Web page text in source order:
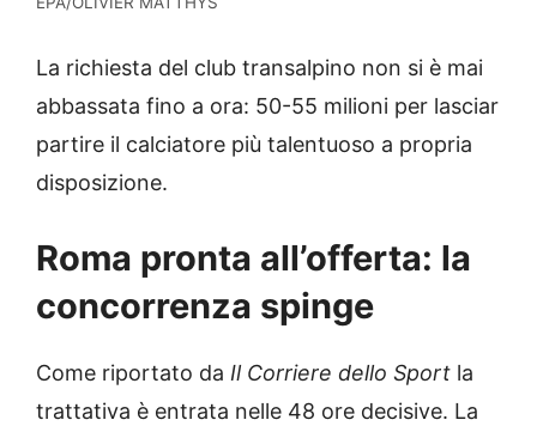
La richiesta del club transalpino non si è mai
abbassata fino a ora: 50-55 milioni per lasciar
partire il calciatore più talentuoso a propria
disposizione.
Roma pronta all’offerta: la
concorrenza spinge
Come riportato da Il Corriere dello Sport la
trattativa è entrata nelle 48 ore decisive. La